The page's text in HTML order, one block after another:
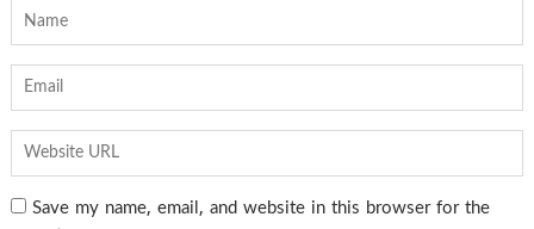
Save my name, email, and website in this browser for the